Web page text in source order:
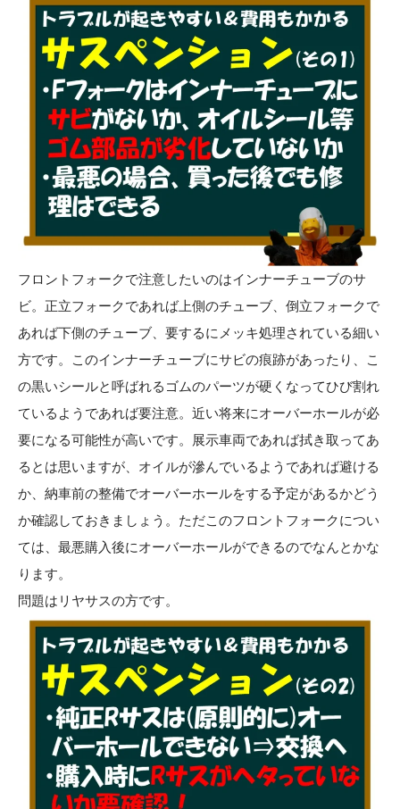
フロントフォークで注意したいのはインナーチューブのサ
ビ。正立フォークであれば上側のチューブ、倒立フォークで
あれば下側のチューブ、要するにメッキ処理されている細い
方です。このインナーチューブにサビの痕跡があったり、こ
の黒いシールと呼ばれるゴムのパーツが硬くなってひび割れ
ているようであれば要注意。近い将来にオーバーホールが必
要になる可能性が高いです。展示車両であれば拭き取ってあ
るとは思いますが、オイルが滲んでいるようであれば避ける
か、納車前の整備でオーバーホールをする予定があるかどう
か確認しておきましょう。ただこのフロントフォークについ
ては、最悪購入後にオーバーホールができるのでなんとかな
ります。
問題はリヤサスの方です。